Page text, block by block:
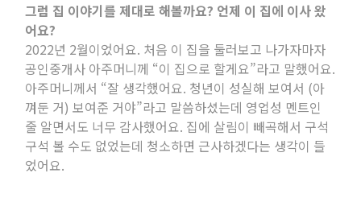
그럼 집 이야기를 제대로 해볼까요? 언제 이 집에 이사 왔
어요?
2022년 2월이었어요. 처음 이 집을 둘러보고 나가자마자
공인중개사 아주머니께 “이 집으로 할게요”라고 말했어요.
아주머니께서 “잘 생각했어요. 청년이 성실해 보여서 (아
껴둔 거)보여준 거야”라고 말씀하셨는데 영업성 멘트인
줄 알면서도 너무 감사했어요. 집에 살림이 빼곡해서 구석
구석 볼 수도 없었는데 청소하면 근사하겠다는 생각이 들
었어요.